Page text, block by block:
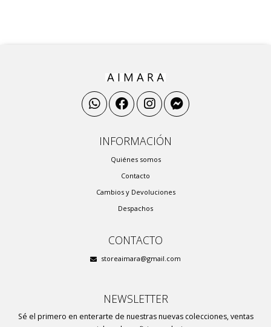
INFORMACIÓN
Quiénes somos
Contacto
Cambios y Devoluciones
Despachos
CONTACTO
storeaimara@gmail.com
NEWSLETTER
Sé el primero en enterarte de nuestras nuevas colecciones, ventas